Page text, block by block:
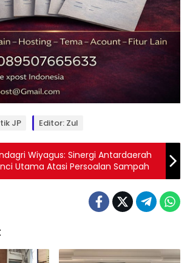
JP Editor: Zul
Wiyagus: Sinergi Antardaerah
Utama Atasi Persoalan Sampah